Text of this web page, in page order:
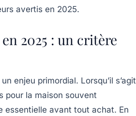
avertis en 2025.
2025 : un critère
enjeu primordial. Lorsqu’il s’agit
pour la maison souvent
essentielle avant tout achat. En